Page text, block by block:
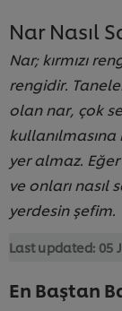
Nar Nasıl
Nar; kırmızı
rengidir.
olan nar, çok
yer almaz.
ve onları nasıl
yerdesin şefim.
Last updated: 05
En Baştan